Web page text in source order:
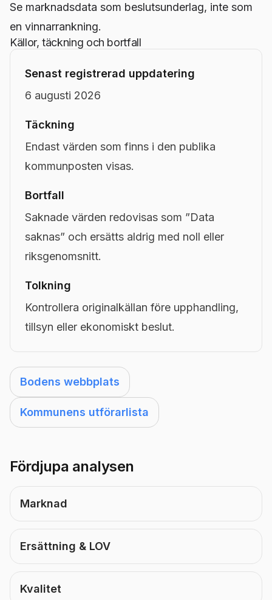
Se marknadsdata som beslutsunderlag, inte som
en vinnarrankning.
Källor, täckning och bortfall
Senast registrerad uppdatering
6 augusti 2026
Täckning
Endast värden som finns i den publika
kommunposten visas.
Bortfall
Saknade värden redovisas som ”Data
saknas” och ersätts aldrig med noll eller
riksgenomsnitt.
Tolkning
Kontrollera originalkällan före upphandling,
tillsyn eller ekonomiskt beslut.
Bodens webbplats
Kommunens utförarlista
Fördjupa analysen
Marknad
Ersättning & LOV
Kvalitet